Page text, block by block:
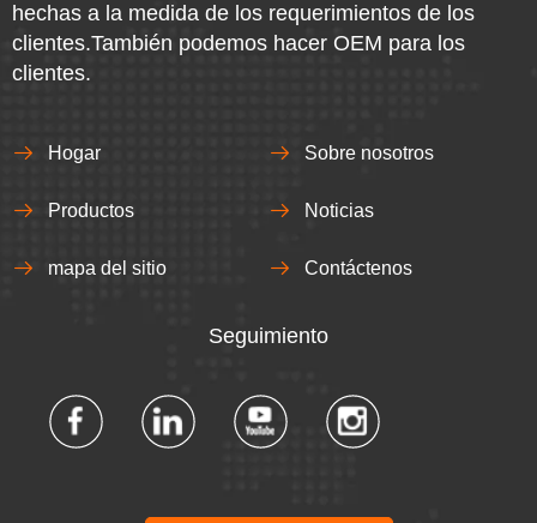
hechas a la medida de los requerimientos de los
clientes.También podemos hacer OEM para los
clientes.
Hogar Sobre nosotros
Productos Noticias
mapa del sitio Contáctenos
Seguimiento​​​​​​​